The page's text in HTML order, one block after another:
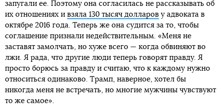
запугали ее. Поэтому она согласилась не рассказывать об
их отношениях и взяла 130 тысяч долларов у адвоката в
октябре 2016 года. Теперь же она судится за то, чтобы
соглашение признали недействительным. «Меня не
заставят замолчать, но хуже всего — когда обвиняют во
лжи. Я рада, что другие люди теперь говорят правду. Я
просто борюсь за правду и считаю, что к каждому нужно
относиться одинаково. Трамп, наверное, хотел бы
никогда меня не встречать, но многие мужчины чувствуют
то же самое».